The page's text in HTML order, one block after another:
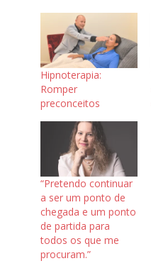
Hipnoterapia:
Romper
preconceitos
“Pretendo continuar
a ser um ponto de
chegada e um ponto
de partida para
todos os que me
procuram.”